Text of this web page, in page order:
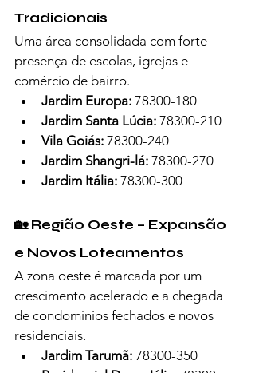
Tradicionais
Uma área consolidada com forte
presença de escolas, igrejas e
comércio de bairro.
Jardim Europa: 78300-180
Jardim Santa Lúcia: 78300-210
Vila Goiás: 78300-240
Jardim Shangri-lá: 78300-270
Jardim Itália: 78300-300
🏡 Região Oeste – Expansão
e Novos Loteamentos
A zona oeste é marcada por um
crescimento acelerado e a chegada
de condomínios fechados e novos
residenciais.
Jardim Tarumã: 78300-350